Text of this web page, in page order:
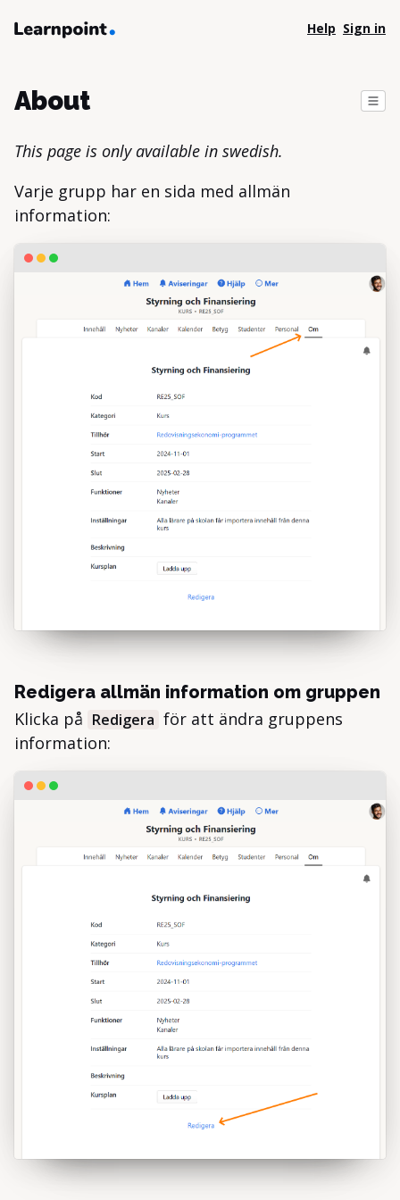
Help Sign in
About
This page is only available in swedish.
Varje grupp har en sida med allmän
information:
Redigera allmän information om gruppen
Klicka på Redigera för att ändra gruppens
information: